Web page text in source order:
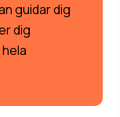
guidar dig
dig